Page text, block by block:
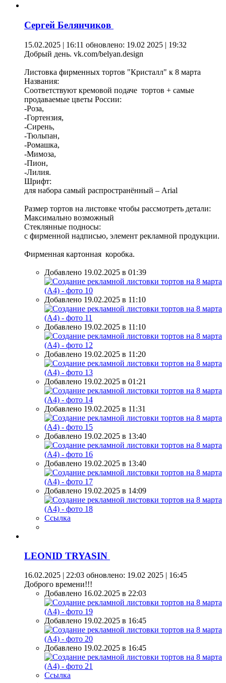
Сергей Белянчиков
15.02.2025 | 16:11 обновлено: 19.02 2025 | 19:32
Добрый день. vk.com/belyan.design
Листовка фирменных тортов "Кристалл" к 8 марта
Названия:
Соответствуют кремовой подаче тортов + самые
продаваемые цветы России:
-Роза,
-Гортензия,
-Сирень,
-Тюльпан,
-Ромашка,
-Мимоза,
-Пион,
-Лилия.
Шрифт:
для набора самый распространённый – Arial
Размер тортов на листовке чтобы рассмотреть детали:
Максимально возможный
Стеклянные подносы:
с фирменной надписью, элемент рекламной продукции.
Фирменная картонная коробка.
Добавлено 19.02.2025 в 01:39
Добавлено 19.02.2025 в 11:10
Добавлено 19.02.2025 в 11:10
Добавлено 19.02.2025 в 11:20
Добавлено 19.02.2025 в 01:21
Добавлено 19.02.2025 в 11:31
Добавлено 19.02.2025 в 13:40
Добавлено 19.02.2025 в 13:40
Добавлено 19.02.2025 в 14:09
Ссылка
LEONID TRYASIN
16.02.2025 | 22:03 обновлено: 19.02 2025 | 16:45
Доброго времени!!!
Добавлено 16.02.2025 в 22:03
Добавлено 19.02.2025 в 16:45
Добавлено 19.02.2025 в 16:45
Ссылка